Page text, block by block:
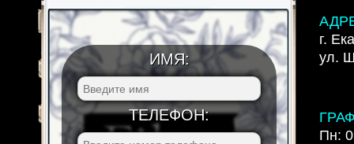
ИМЯ:
ТЕЛЕФОН:
г.
ул.
Пн: